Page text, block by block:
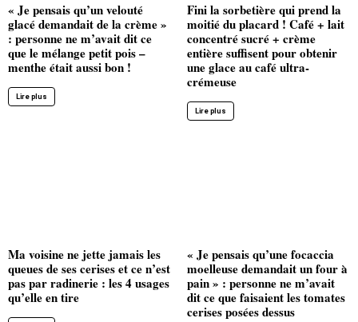
« Je pensais qu’un velouté
glacé demandait de la crème »
: personne ne m’avait dit ce
que le mélange petit pois –
menthe était aussi bon !
Lire plus
Fini la sorbetière qui prend la
moitié du placard ! Café + lait
concentré sucré + crème
entière suffisent pour obtenir
une glace au café ultra-
crémeuse
Lire plus
Ma voisine ne jette jamais les
queues de ses cerises et ce n’est
pas par radinerie : les 4 usages
qu’elle en tire
« Je pensais qu’une focaccia
moelleuse demandait un four à
pain » : personne ne m’avait
dit ce que faisaient les tomates
cerises posées dessus